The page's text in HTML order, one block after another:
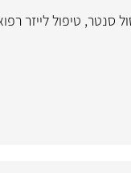
סנטר, טיפול לייזר